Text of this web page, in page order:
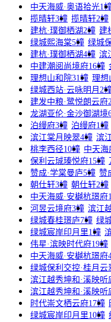
中天海威·奥语拾光1
揽晴轩3幢 揽晴轩2幢
建杭·璞御栖湖2幢 建
绿城熙海棠5幢 绿城
建杭·璞御栖湖4幢 滨
中建潮阅尚境府16幢
理想山和院31幢 理想
绿城西站·云咏明月2
建发中粮·鹭悦朗云府
龙湖亚伦·金沙御湖境
泊缦府3幢 泊缦府1幢
滨江棠月映翠4幢 滨
桃李西径10幢 中天海
保利云珹瑧悦府15幢
赞成·学棠曼庐5幢 赞
朝仕轩3幢 朝仕轩2幢
中天海威·安樾杭璟府
河昱云境府3幢 滨江
绿城春桂璟庐7幢 绿
绿城宸岸印月里1幢
伟星·滨映时代府19幢
中天海威·安樾杭璟府
绿城保利交控·桂月云
滨江越秀坤和·溪映听
滨江越秀坤和·溪映听
时代崇文栖云府17幢
绿城宸岸印月里10幢